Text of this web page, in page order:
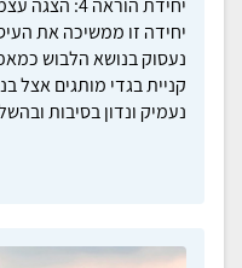
יחידת הוראה 4: הצגה עצמית.
יחידה זו ממשיכה את
נעסוק בנושא הלבוש
קניית בגדי מותגים אצל
נעמיק ונדון בסיבות